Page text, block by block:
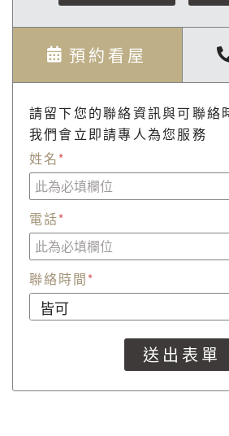
預約看屋
請留下您的聯絡資訊與可聯絡
我們會立即請專人為您服務
姓名*
電話*
聯絡時間*